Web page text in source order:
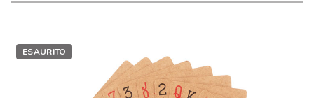
ESAURITO